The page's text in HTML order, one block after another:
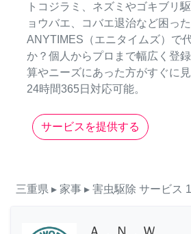
トコジラミ、ネズミやゴキブリ
ョウバエ、コバエ退治など困っ
ANYTIMES（エニタイムズ）で
か？個人からプロまで幅広く登
算やニーズにあった方がすぐに
24時間365日対応可能。
サービスを提供する
三重県 ▸ 家事 ▸ 害虫駆除 サービス